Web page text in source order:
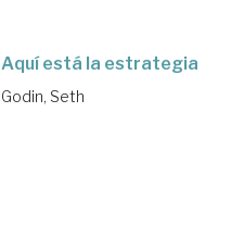
Aquí está la estrategia
Godin, Seth